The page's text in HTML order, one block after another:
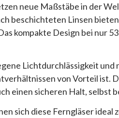
neue Maßstäbe in der
beschichteten Linsen
kompakte Design bei nur
Lichtdurchlässigkeit und
von Vorteil ist.
einen sicheren Halt, selbst
sich diese Ferngläser ideal